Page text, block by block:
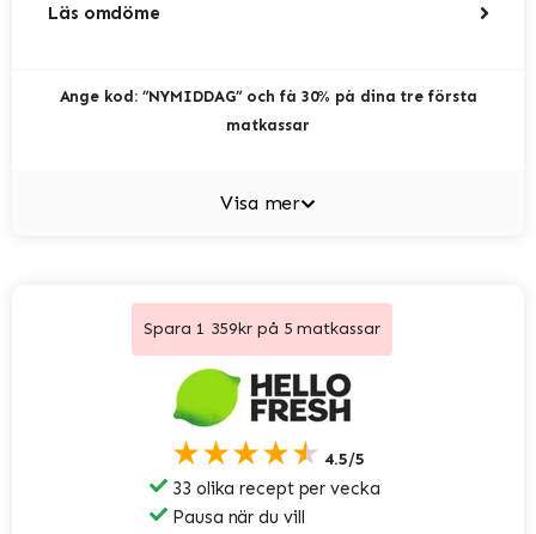
Läs omdöme
Ange kod: ”NYMIDDAG” och få 30% på dina tre första
matkassar
Visa mer
Spara 1 359kr på 5 matkassar
★★★★★ 4.5/5
33 olika recept per vecka
Pausa när du vill